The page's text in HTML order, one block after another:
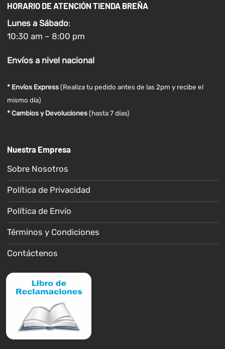
HORARIO DE ATENCIÓN TIENDA BREÑA
Lunes a Sábado:
10:30 am – 8:00 pm
Envíosa nivel nacional
* Envíos Express(Realiza tu pedido antes de las 2pm y recibe el
mismo día)
* Cambios y Devoluciones (hasta 7 días)
Nuestra Empresa
Sobre Nosotros
Política de Privacidad
Política de Envío
Términos y Condiciones
Contáctenos